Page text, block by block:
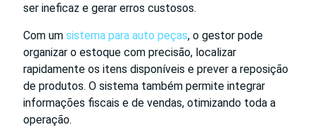
ser ineficaz e gerar erros custosos.
Com um sistema para auto peças, o gestor pode
organizar o estoque com precisão, localizar
rapidamente os itens disponíveis e prever a reposição
de produtos. O sistema também permite integrar
informações fiscais e de vendas, otimizando toda a
operação.